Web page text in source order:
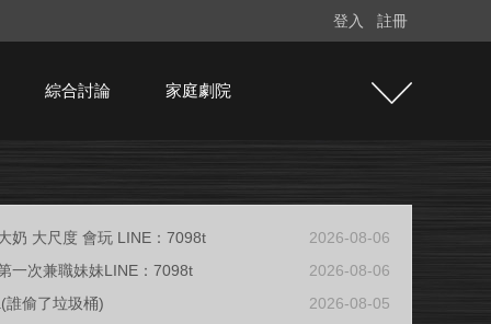
登入 註冊
綜合討論 家庭劇院
奶 大尺度 會玩 LINE：7098t
2026-08-06
一次兼職妹妹LINE：7098t
2026-08-06
誰偷了垃圾桶)
2026-08-05